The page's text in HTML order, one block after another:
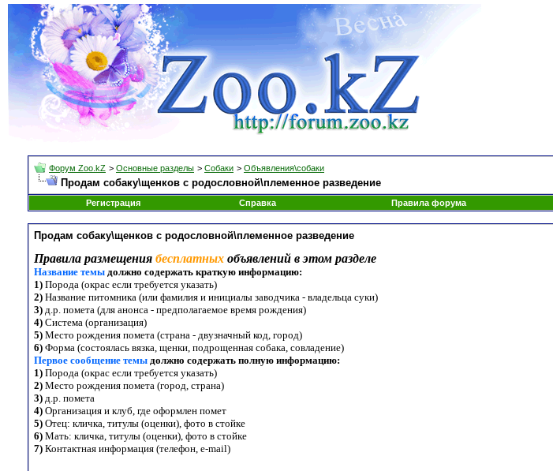
Форум Zoo.kZ > Основные разделы > Собаки > Объявления\собаки
Продам собаку\щенков с родословной\племенное разведение
Регистрация
Справка Правила форума
Продам собаку\щенков с родословной\племенное разведение
Правила размещения бесплатных объявлений в этом разделе
Название темы должно содержать краткую информацию:
1) Порода (окрас если требуется указать)
2) Название питомника (или фамилия и инициалы заводчика - владельца суки)
3) д.р. помета (для анонса - предполагаемое время рождения)
4) Система (организация)
5) Место рождения помета (страна - двузначный код, город)
6) Форма (состоялась вязка, щенки, подрощенная собака, совладение)
Первое сообщение темы должно содержать полную информацию:
1) Порода (окрас если требуется указать)
2) Место рождения помета (город, страна)
3) д.р. помета
4) Организация и клуб, где оформлен помет
5) Отец: кличка, титулы (оценки), фото в стойке
6) Мать: кличка, титулы (оценки), фото в стойке
7) Контактная информация (телефон, e-mail)